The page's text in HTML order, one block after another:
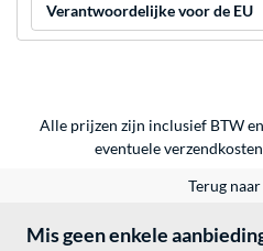
Verantwoordelijke voor de EU
Alle prijzen zijn inclusief BTW
eventueleverzendkosten
Terug
Mis geen enkele